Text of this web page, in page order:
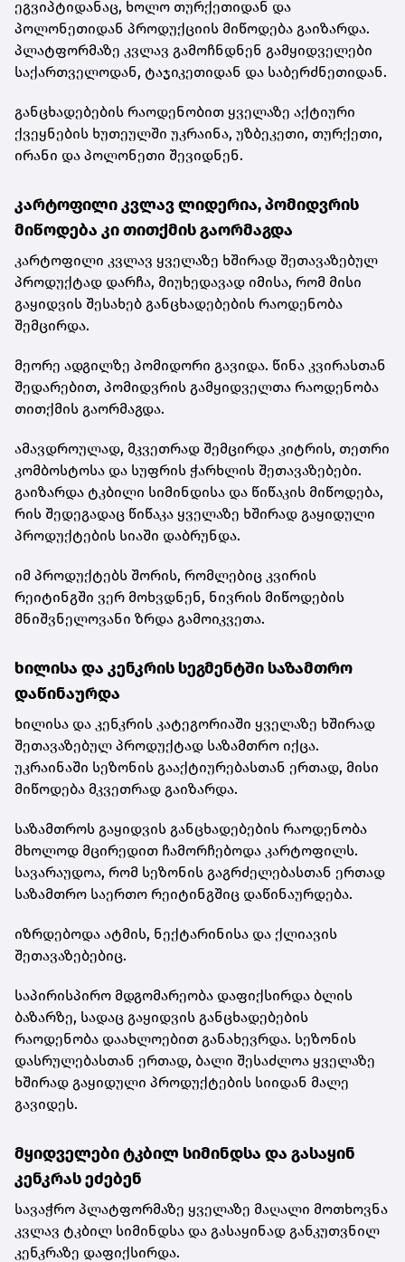
ეგვიპტიდანაც, ხოლო თურქეთიდან და
პოლონეთიდან პროდუქციის მიწოდება გაიზარდა.
პლატფორმაზე კვლავ გამოჩნდნენ გამყიდველები
საქართველოდან, ტაჯიკეთიდან და საბერძნეთიდან.
განცხადებების რაოდენობით ყველაზე აქტიური
ქვეყნების ხუთეულში უკრაინა, უზბეკეთი, თურქეთი,
ირანი და პოლონეთი შევიდნენ.
კარტოფილი კვლავ ლიდერია, პომიდვრის
მიწოდება კი თითქმის გაორმაგდა
კარტოფილი კვლავ ყველაზე ხშირად შეთავაზებულ
პროდუქტად დარჩა, მიუხედავად იმისა, რომ მისი
გაყიდვის შესახებ განცხადებების რაოდენობა
შემცირდა.
მეორე ადგილზე პომიდორი გავიდა. წინა კვირასთან
შედარებით, პომიდვრის გამყიდველთა რაოდენობა
თითქმის გაორმაგდა.
ამავდროულად, მკვეთრად შემცირდა კიტრის, თეთრი
კომბოსტოსა და სუფრის ჭარხლის შეთავაზებები.
გაიზარდა ტკბილი სიმინდისა და წიწაკის მიწოდება,
რის შედეგადაც წიწაკა ყველაზე ხშირად გაყიდული
პროდუქტების სიაში დაბრუნდა.
იმ პროდუქტებს შორის, რომლებიც კვირის
რეიტინგში ვერ მოხვდნენ, ნივრის მიწოდების
მნიშვნელოვანი ზრდა გამოიკვეთა.
ხილისა და კენკრის სეგმენტში საზამთრო
დაწინაურდა
ხილისა და კენკრის კატეგორიაში ყველაზე ხშირად
შეთავაზებულ პროდუქტად საზამთრო იქცა.
უკრაინაში სეზონის გააქტიურებასთან ერთად, მისი
მიწოდება მკვეთრად გაიზარდა.
საზამთროს გაყიდვის განცხადებების რაოდენობა
მხოლოდ მცირედით ჩამორჩებოდა კარტოფილს.
სავარაუდოა, რომ სეზონის გაგრძელებასთან ერთად
საზამთრო საერთო რეიტინგშიც დაწინაურდება.
იზრდებოდა ატმის, ნექტარინისა და ქლიავის
შეთავაზებებიც.
საპირისპირო მდგომარეობა დაფიქსირდა ბლის
ბაზარზე, სადაც გაყიდვის განცხადებების
რაოდენობა დაახლოებით განახევრდა. სეზონის
დასრულებასთან ერთად, ბალი შესაძლოა ყველაზე
ხშირად გაყიდული პროდუქტების სიიდან მალე
გავიდეს.
მყიდველები ტკბილ სიმინდსა და გასაყინ
კენკრას ეძებენ
სავაჭრო პლატფორმაზე ყველაზე მაღალი მოთხოვნა
კვლავ ტკბილ სიმინდსა და გასაყინად განკუთვნილ
კენკრაზე დაფიქსირდა.